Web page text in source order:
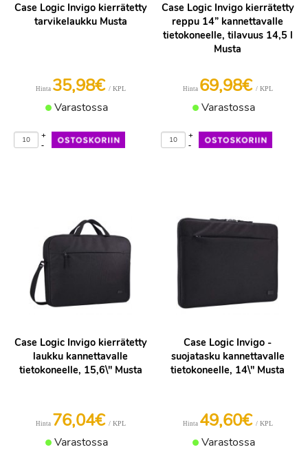
Case Logic Invigo kierrätetty
tarvikelaukku Musta
Hinta 35,98€ / KPL
Varastossa
-
+
Case Logic Invigo kierrätetty
reppu 14” kannettavalle
tietokoneelle, tilavuus 14,5 l
Musta
Hinta 69,98€ / KPL
Varastossa
-
+
Case Logic Invigo kierrätetty
laukku kannettavalle
tietokoneelle, 15,6\" Musta
Hinta 76,04€ / KPL
Varastossa
Case Logic Invigo -
suojatasku kannettavalle
tietokoneelle, 14\" Musta
Hinta 49,60€ / KPL
Varastossa